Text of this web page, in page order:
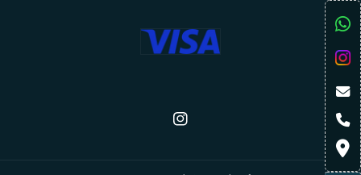
Instagram